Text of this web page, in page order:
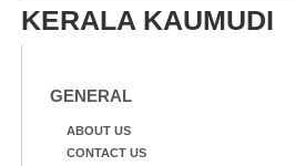
KERALA KAUMUDI
GENERAL
ABOUT US
CONTACT US